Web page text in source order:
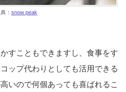
： snow peak
すこともできますし、食事をす
ップ代わりとしても活用できる
いので何個あっても喜ばれるこ